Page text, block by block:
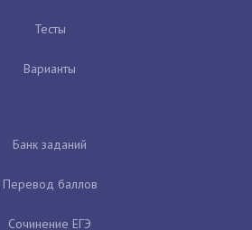
Тесты
Варианты
Банк заданий
Перевод баллов
Сочинение ЕГЭ